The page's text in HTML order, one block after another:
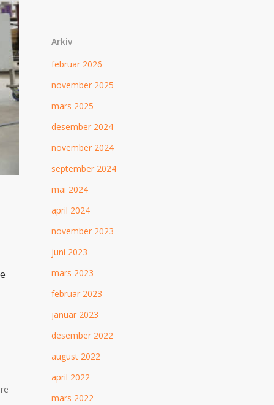
Arkiv
februar 2026
november 2025
mars 2025
desember 2024
november 2024
september 2024
mai 2024
april 2024
november 2023
juni 2023
mars 2023
februar 2023
januar 2023
desember 2022
august 2022
april 2022
mars 2022